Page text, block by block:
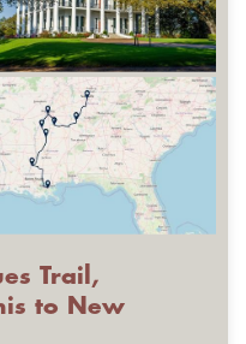
Trail,
to New